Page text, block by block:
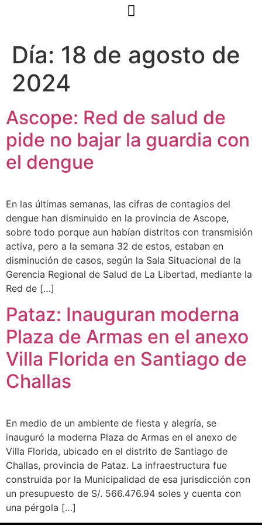
Día: 18 de agosto de
2024
Ascope: Red de salud de
pide no bajar la guardia con
el dengue
En las últimas semanas, las cifras de contagios del
dengue han disminuido en la provincia de Ascope,
sobre todo porque aun habían distritos con transmisión
activa, pero a la semana 32 de estos, estaban en
disminución de casos, según la Sala Situacional de la
Gerencia Regional de Salud de La Libertad, mediante la
Red de […]
Pataz: Inauguran moderna
Plaza de Armas en el anexo
Villa Florida en Santiago de
Challas
En medio de un ambiente de fiesta y alegría, se
inauguró la moderna Plaza de Armas en el anexo de
Villa Florida, ubicado en el distrito de Santiago de
Challas, provincia de Pataz. La infraestructura fue
construida por la Municipalidad de esa jurisdicción con
un presupuesto de S/. 566.476.94 soles y cuenta con
una pérgola […]